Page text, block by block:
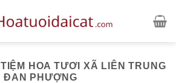
TIỆM HOA TƯƠI XÃ LIÊN TRUNG
ĐAN PHƯỢNG